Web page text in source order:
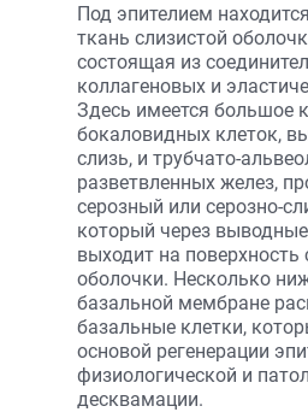
Под эпителием
ткань слизистой
состоящая из
коллагеновых и
Здесь имеется большое
бокаловидных клеток,
слизь, и трубчато-
разветвленных желез,
серозный или серозно-
который через
выходит на поверхность
оболочки. Несколько
базальной мембране
базальные клетки,
основой регенерации
физиологической и
десквамации.